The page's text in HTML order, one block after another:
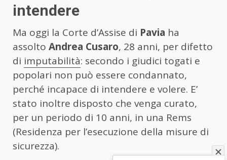
intendere
Ma oggi la Corte d’Assise di Pavia ha
assolto Andrea Cusaro, 28 anni, per difetto
di imputabilità: secondo i giudici togati e
popolari non può essere condannato,
perché incapace di intendere e volere. E’
stato inoltre disposto che venga curato,
per un periodo di 10 anni, in una Rems
(Residenza per l’esecuzione della misure di
sicurezza).